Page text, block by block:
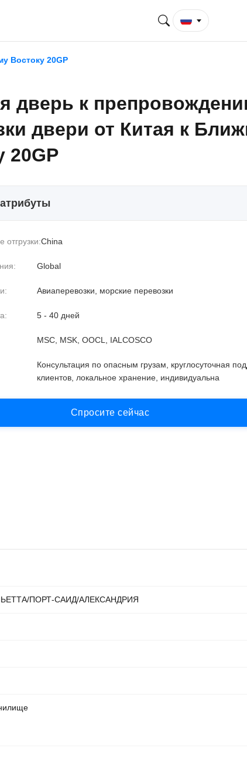
Востоку 20GP
дверь к
двери от Китая к
20GP
отгрузки:China
Global
Авиаперевозки, морские перевозки
5 - 40 дней
MSC, MSK, OOCL, IALCOSCO
Консультация по опасным грузам, круглосуточная
клиентов, локальное хранение, индивидуальна
Спросите сейчас
ПОРТ-САИД/АЛЕКСАНДРИЯ